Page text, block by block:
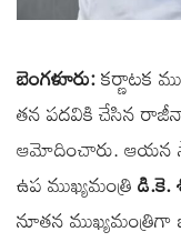
బెంగళూరు:కర్ణాటక
తన పదవికి చేసిన
ఆమోదించారు. ఆయన
ఉప ముఖ్యమంత్రిడి.కె.
నూతన ముఖ్యమంత్రిగా